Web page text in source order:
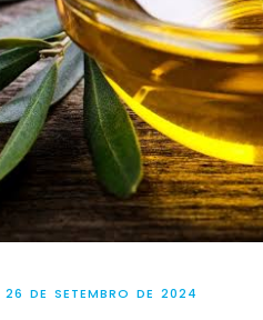
26 DE SETEMBRO DE 2024